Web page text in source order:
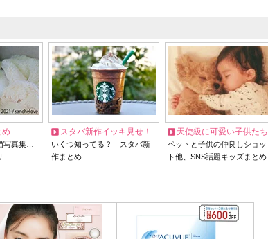
め
写真集…
スタバ新作イッキ見せ！
いくつ知ってる？ スタバ新
作まとめ
天使級に可愛い子供たち
ペットと子供の仲良しショッ
ト他、SNS話題キッズまとめ